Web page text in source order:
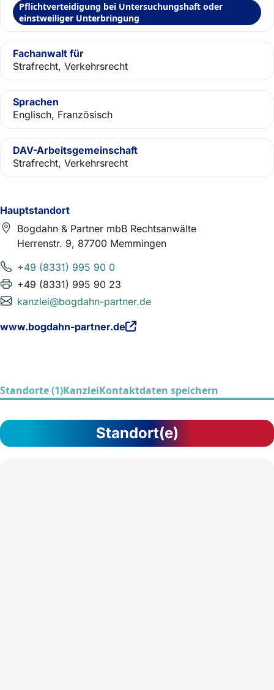
Hauptstandort
Bogdahn & Partner mbB Rechtsanwälte
Herrenstr. 9, 87700 Memmingen
+49 (8331) 995 90 0
+49 (8331) 995 90 23
kanzlei@bogdahn-partner.de
www.bogdahn-partner.de
Pflichtverteidigung bei Untersuchungshaft oder
einstweiliger Unterbringung
Fachanwalt für
Strafrecht, Verkehrsrecht
Sprachen
Englisch, Französisch
DAV-Arbeitsgemeinschaft
Strafrecht, Verkehrsrecht
Standorte (1)KanzleiKontaktdaten speichern
Standort(e)